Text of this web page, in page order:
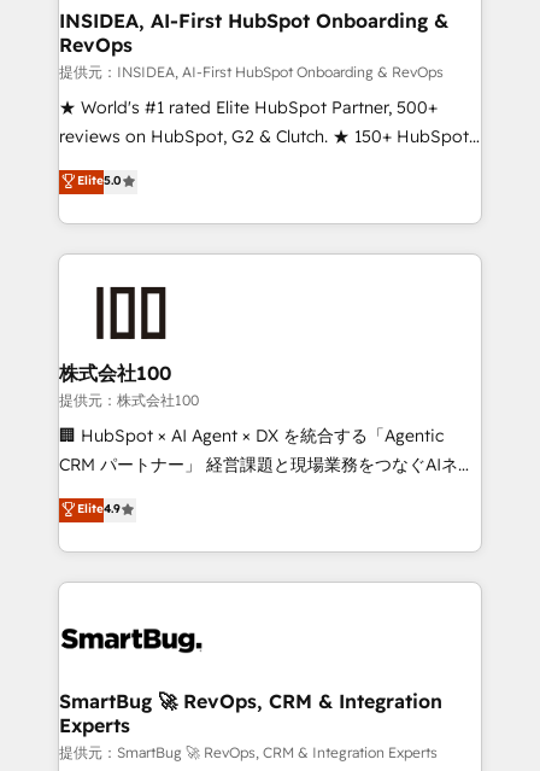
INSIDEA, AI-First HubSpot Onboarding &
RevOps
提供元：INSIDEA, AI-First HubSpot Onboarding & RevOps
★ World's #1 rated Elite HubSpot Partner, 500+
reviews on HubSpot, G2 & Clutch. ★ 150+ HubSpot
Certified Experts & Trainers across the team ★
1,500+ implementations across five continents ★ AI-
First, RevOps-led, Onboarding obsessed ★
Company of the Year 2024/25 INSIDEA helps
and build AI-powered workflows that drive adoption
from week one, in your time zone. What we do ➤
Onboarding: Live in weeks, with workflows built
around your business, not a template. ➤ Migration:
Move from any legacy CRM. Zero downtime, full data
run your revenue process. Sales, marketing, and
service wired together. ➤ AI and Integrations: Layer
tune-ups, feature rollouts, adoption coaching. Buying
HubSpot, switching to it, or reviving a stale portal?
We are built for the work.
Elite5.0
株式会社100
提供元：株式会社100
🏢 HubSpot × AI Agent × DX を統合する「Agentic
CRM パートナー」 経営課題と現場業務をつなぐAIネイ
ティブ・エージェンシーとして、HubSpot Eliteの実装
力で顧客フロント業務を再設計します。 💡 100inc は何
をする会社か？ HubSpotを共通基盤に、AIエージェン
トを組み込んだ顧客フロント業務（マーケティング・営
ィブ・エージェンシーです。事業部・グループ会社・部
を、CRMを軸とした全社共通基盤に再構築します。意
思決定者・PMO・現場担当者に並走します。 1️⃣
HubSpot導入・活用支援 顧客データの一元化から、
Elite4.9
SmartBug 🚀 RevOps, CRM & Integration
Experts
提供元：SmartBug 🚀 RevOps, CRM & Integration Experts